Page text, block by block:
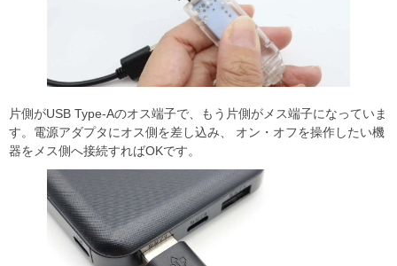
片側がUSB Type-Aのオス端子で、もう片側がメス端子になっていま
す。電源アダプタにオス側を差し込み、 オン・オフを操作したい機
器をメス側へ接続すればOKです。